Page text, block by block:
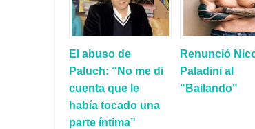
El abuso de
Paluch: “No me di
cuenta que le
había tocado una
parte íntima”
Renunció
Paladini al
"Bailando"